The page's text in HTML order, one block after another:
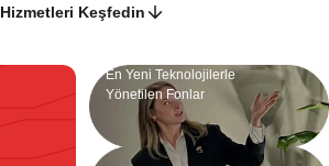
Hizmetleri Keşfedin
En Yeni Teknolojilerle
Yönetilen Fonlar